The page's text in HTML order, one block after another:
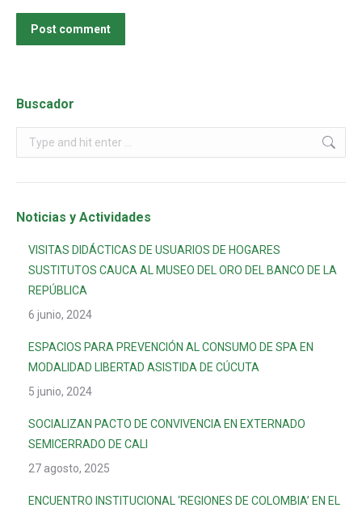
Post comment
Buscador
Noticias y Actividades
VISITAS DIDÁCTICAS DE USUARIOS DE HOGARES
SUSTITUTOS CAUCA AL MUSEO DEL ORO DEL BANCO DE LA
REPÚBLICA
6 junio, 2024
ESPACIOS PARA PREVENCIÓN AL CONSUMO DE SPA EN
MODALIDAD LIBERTAD ASISTIDA DE CÚCUTA
5 junio, 2024
SOCIALIZAN PACTO DE CONVIVENCIA EN EXTERNADO
SEMICERRADO DE CALI
27 agosto, 2025
ENCUENTRO INSTITUCIONAL ‘REGIONES DE COLOMBIA’ EN EL